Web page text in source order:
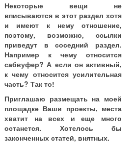
Некоторые вещи не
вписываются в этот раздел хотя
и имеют к нему отношение,
поэтому, возможно, ссылки
приведут в соседний раздел.
Например к чему относится
сабвуфер? А если он активный,
к чему относится усилительная
часть? Так то!
Приглашаю размещать на моей
площадке Ваши проекты, места
хватит на всех и еще много
останется. Хотелось бы
законченных статей, внятных.